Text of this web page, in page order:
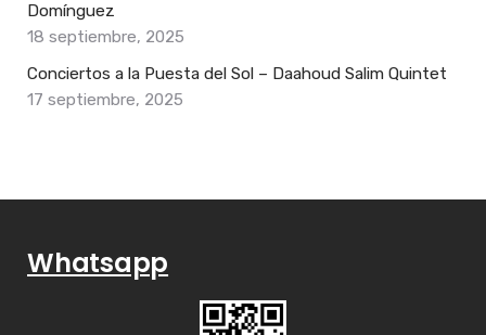
Domínguez
18 septiembre, 2025
Conciertos a la Puesta del Sol – Daahoud Salim Quintet
17 septiembre, 2025
Whatsapp